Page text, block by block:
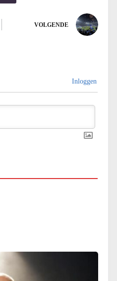
VOLGENDE
Inloggen